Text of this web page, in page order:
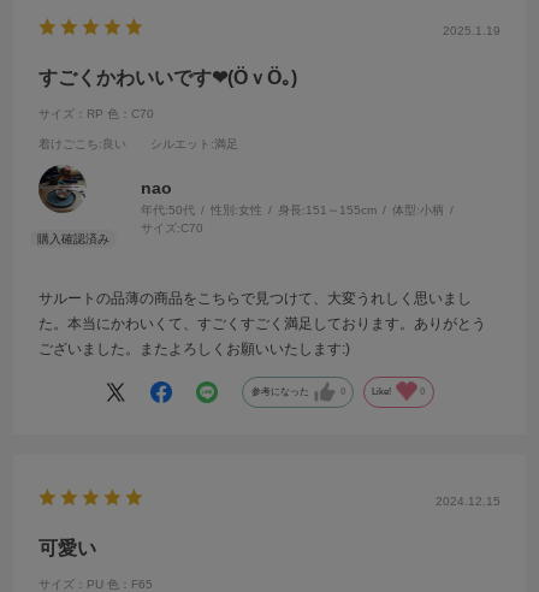
2025.1.19
すごくかわいいです❤(ӦｖӦ｡)
サイズ：RP 色：C70
着けごこち:良い シルエット :満足
nao
年代:50代 性別:女性 身長:151～155cm 体型:小柄
サイズ:C70
サルートの品薄の商品をこちらで見つけて、大変うれしく思いまし
た。本当にかわいくて、すごくすごく満足しております。ありがとう
ございました。またよろしくお願いいたします:)
参考になった 0 Like! 0
2024.12.15
可愛い
サイズ：PU 色：F65